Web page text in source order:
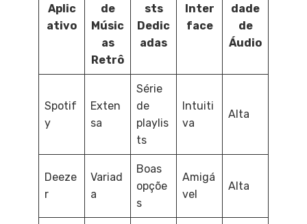
Aplic
ativo
de
Músic
as
Retrô
sts
Dedic
adas
Inter
face
dade
de
Áudio
Spotif
y
Exten
sa
Série
de
playlis
ts
Intuiti
va
Alta
Deeze
r
Variad
a
Boas
opçõe
s
Amigá
vel
Alta